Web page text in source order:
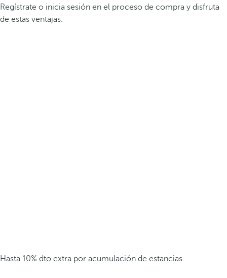
Regístrate o inicia sesión en el proceso de compra y disfruta
de estas ventajas.
Hasta 10% dto extra por acumulación de estancias